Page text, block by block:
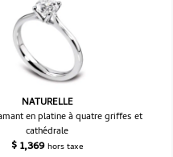
NATURELLE
en platine à quatre griffes et
cathédrale
$1,369 hors taxe